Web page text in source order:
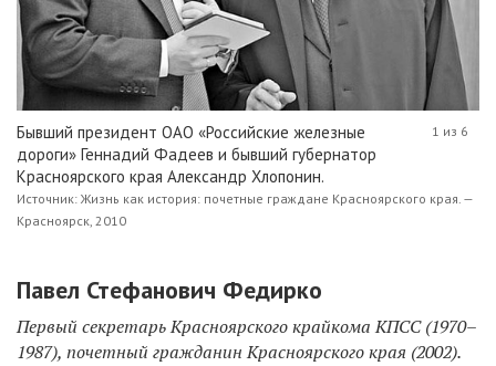
Бывший президент ОАО «Российские железные
дороги» Геннадий Фадеев и бывший губернатор
Красноярского края Александр Хлопонин.
Источник: Жизнь как история: почетные граждане Красноярского края. —
Красноярск, 2010
1 из 6
Павел Стефанович Федирко
Первый секретарь Красноярского крайкома КПСС (1970–
1987), почетный гражданин Красноярского края (2002).